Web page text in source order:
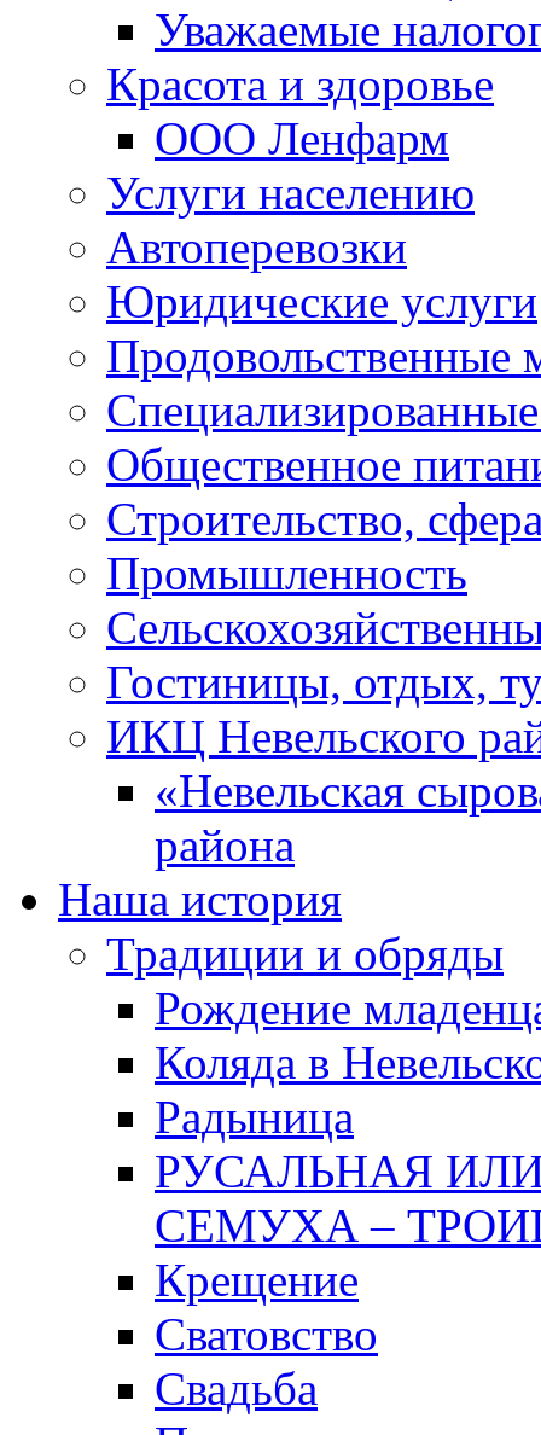
Уважаемые
Красота и здоровье
ООО Ленфарм
Услуги населению
Автоперевозки
Юридические услуги
Продовольственные
Общественное
Строительство,
Промышленность
Гостиницы, отдых,
ИКЦ Невельского
«Невельская
района
Наша история
Традиции и обряды
Рождение
Коляда в
Радыница
РУСАЛЬНАЯ
СЕМУХА –
Крещение
Сватовство
Свадьба